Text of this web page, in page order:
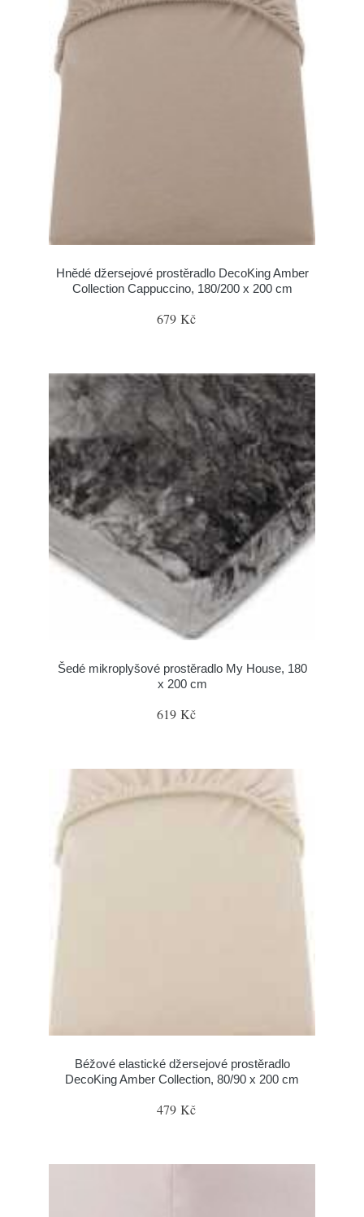
Hnědé džersejové prostěradlo DecoKing Amber
Collection Cappuccino, 180/200 x 200 cm
679 Kč
Šedé mikroplyšové prostěradlo My House, 180
x 200 cm
619 Kč
Béžové elastické džersejové prostěradlo
DecoKing Amber Collection, 80/90 x 200 cm
479 Kč